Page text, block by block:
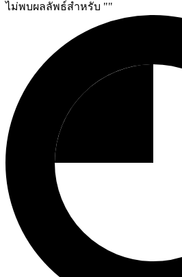
ไม่พบผลลัพธ์สำหรับ ""